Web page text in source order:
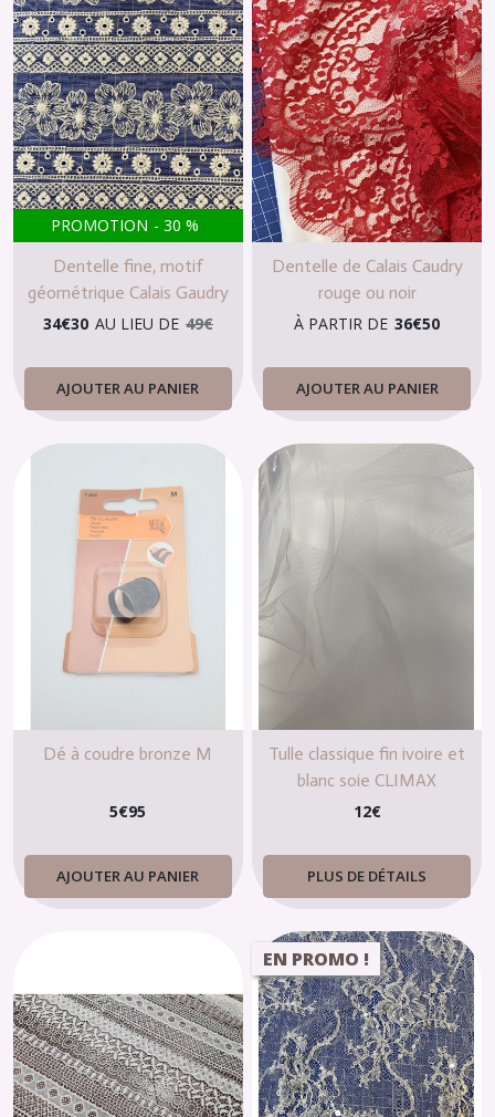
PROMOTION - 30 %
Dentelle fine, motif
géométrique Calais Gaudry
GIOVANNY
34€30 AU LIEU DE 49€
AJOUTER AU PANIER
Dentelle de Calais Caudry
rouge ou noir
À PARTIR DE 36€50
AJOUTER AU PANIER
Dé à coudre bronze M
5€95
AJOUTER AU PANIER
Tulle classique fin ivoire et
blanc soie CLIMAX
12€
PLUS DE DÉTAILS
EN PROMO !